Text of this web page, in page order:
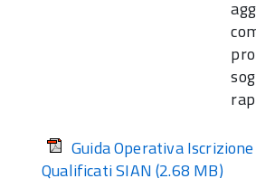
Guida Operativa
Qualificati SIAN(2.68 MB)